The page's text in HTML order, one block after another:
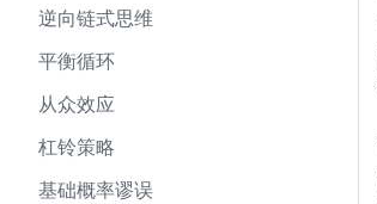
逆向链式思维
平衡循环
从众效应
杠铃策略
基础概率谬误